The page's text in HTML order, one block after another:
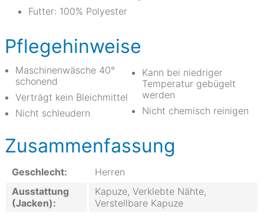
Futter: 100% Polyester
Pflegehinweise
Maschinenwäsche 40°
schonend
Verträgt kein Bleichmittel
Nicht schleudern
Kann bei niedriger
Temperatur gebügelt
werden
Nicht chemisch reinigen
Zusammenfassung
Geschlecht:
Herren
Ausstattung
(Jacken):
Kapuze, Verklebte Nähte,
Verstellbare Kapuze